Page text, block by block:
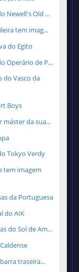
Newell's Old ...
tem imag...
do Egito
Operário de P...
do Vasco da
Boys
da sua...
Tokyo Verdy
tem imagem
da Portuguesa
do AIK
do Sol de Am...
traseira...